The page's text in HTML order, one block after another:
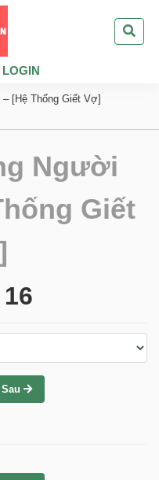
LOGIN
[Hệ Thống Giết Vợ]
Người
Giết
Sau